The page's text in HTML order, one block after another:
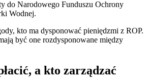
do Narodowego Funduszu Ochrony
Wodnej.
kto ma dysponować pieniędzmi z ROP.
być one rozdysponowane między
a kto zarządzać